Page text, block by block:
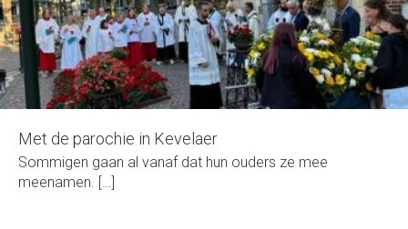
Met de parochie in Kevelaer
Sommigen gaan al vanaf dat hun ouders ze mee
meenamen. […]